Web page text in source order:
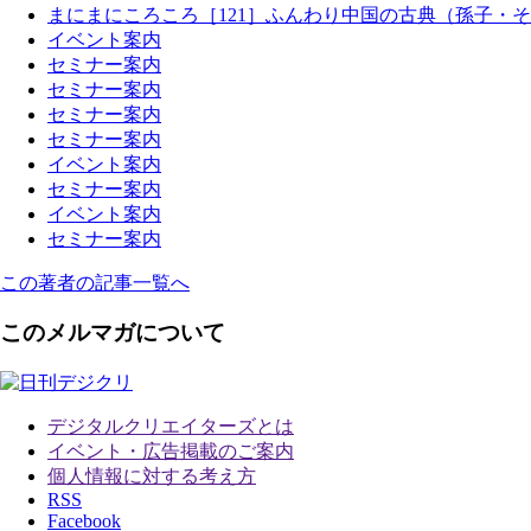
まにまにころころ［121］ふんわり中国の古典（孫子・
イベント案内
セミナー案内
セミナー案内
セミナー案内
セミナー案内
イベント案内
セミナー案内
イベント案内
セミナー案内
この著者の記事一覧へ
このメルマガについて
デジタルクリエイターズとは
イベント・広告掲載のご案内
個人情報に対する考え方
RSS
Facebook